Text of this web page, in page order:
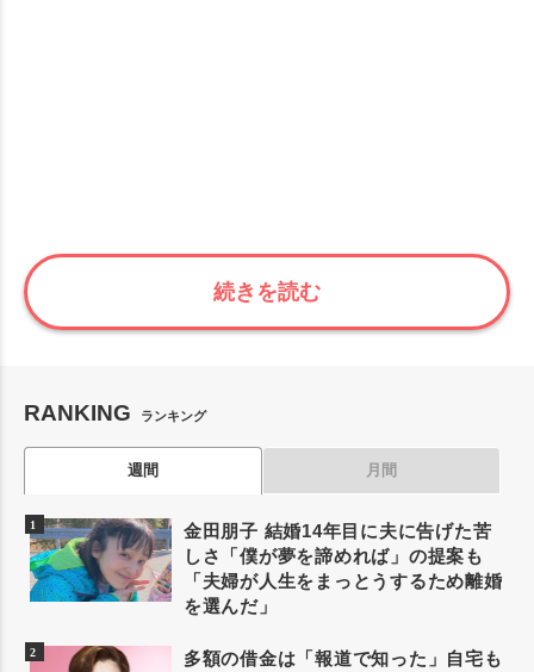
続きを読む
RANKING ランキング
週間 月間
金田朋子 結婚14年目に夫に告げた苦
しさ「僕が夢を諦めれば」の提案も
「夫婦が人生をまっとうするため離婚
を選んだ」
多額の借金は「報道で知った」自宅も